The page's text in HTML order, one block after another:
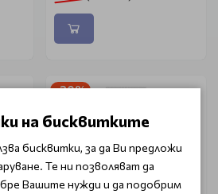
-20%
на бисквитките
бисквитки, за да Ви предложи
Те ни позволяват да
Вашите нужди и да подобрим